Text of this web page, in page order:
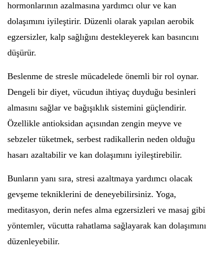
hormonlarının azalmasına yardımcı olur ve kan
dolaşımını iyileştirir. Düzenli olarak yapılan aerobik
egzersizler, kalp sağlığını destekleyerek kan basıncını
düşürür.
Beslenme de stresle mücadelede önemli bir rol oynar.
Dengeli bir diyet, vücudun ihtiyaç duyduğu besinleri
almasını sağlar ve bağışıklık sistemini güçlendirir.
Özellikle antioksidan açısından zengin meyve ve
sebzeler tüketmek, serbest radikallerin neden olduğu
hasarı azaltabilir ve kan dolaşımını iyileştirebilir.
Bunların yanı sıra, stresi azaltmaya yardımcı olacak
gevşeme tekniklerini de deneyebilirsiniz. Yoga,
meditasyon, derin nefes alma egzersizleri ve masaj gibi
yöntemler, vücutta rahatlama sağlayarak kan dolaşımını
düzenleyebilir.